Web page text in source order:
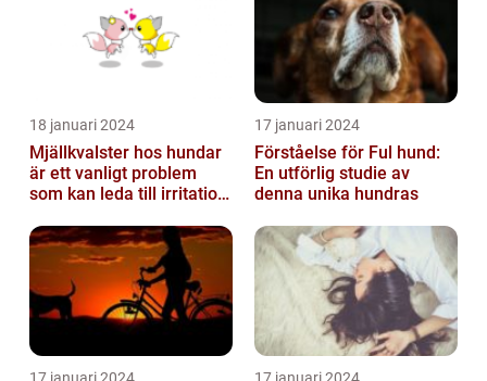
18 januari 2024
Mjällkvalster hos hundar
är ett vanligt problem
som kan leda till irritation
hun...
17 januari 2024
Förståelse för Ful hund:
En utförlig studie av
denna unika hundras